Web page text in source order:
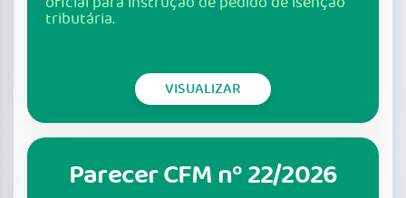
tributária.
VISUALIZAR
Parecer CFM nº 22/2026